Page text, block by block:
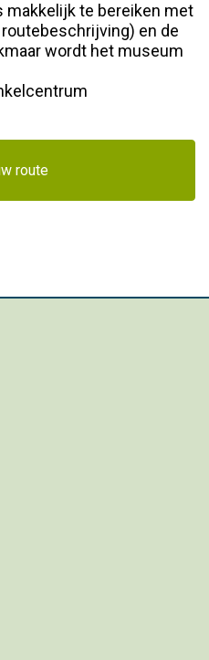
makkelijk te bereiken met
en de
wordt het museum
route